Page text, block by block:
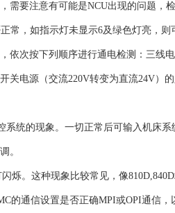
需要注意有可能是NCU出现的问题，
常，如指示灯未显示6及绿色灯亮，
依次按下列顺序进行通电检测：三线
关电源（交流220V转变为直流24V）
系统的现象。一切正常后可输入机床
。
烁。这种现象比较常见，像
的通信设置是否正确MPI或OPI通信，